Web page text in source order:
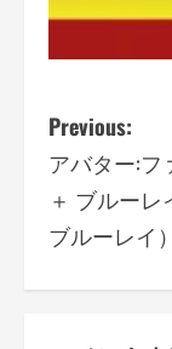
P
o
s
t
n
Previous:
アバター:フ
＋ ブルーレ
ブルーレイ）